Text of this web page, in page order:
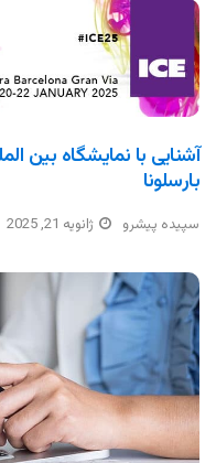
بارسلونا
سپیده پیشرو ژانویه 21, 2025